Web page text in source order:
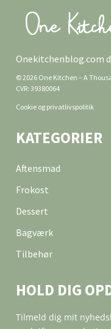
Onekitchenblog.com
© 2026 One Kitchen – A
CVR: 39380064
Cookie og privatlivspolitik
KATEGORIER
Aftensmad
Frokost
Dessert
Bagværk
Tilbehør
HOLD DIG
Tilmeld dig mit